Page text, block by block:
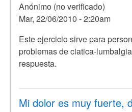
Anónimo (no verificado)
Mar, 22/06/2010 - 2:20am
Este ejercicio sirve para
problemas de ciatica-
respuesta.
Mi dolor es muy fuerte,